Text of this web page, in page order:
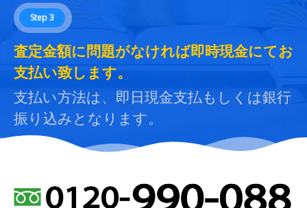
Step 3
査定金額に問題がなければ即時現金にてお
支払い致します。
支払い方法は、即日現金支払もしくは銀行
振り込みとなります。